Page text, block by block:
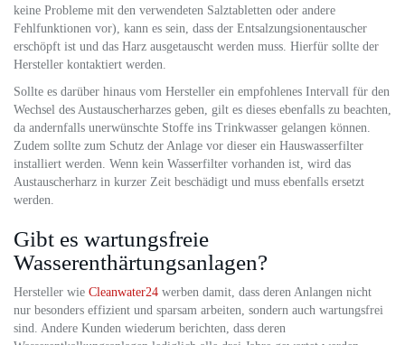
keine Probleme mit den verwendeten Salztabletten oder andere
Fehlfunktionen vor), kann es sein, dass der Entsalzungsionentauscher
erschöpft ist und das Harz ausgetauscht werden muss. Hierfür sollte der
Hersteller kontaktiert werden.
Sollte es darüber hinaus vom Hersteller ein empfohlenes Intervall für den
Wechsel des Austauscherharzes geben, gilt es dieses ebenfalls zu beachten,
da andernfalls unerwünschte Stoffe ins Trinkwasser gelangen können.
Zudem sollte zum Schutz der Anlage vor dieser ein Hauswasserfilter
installiert werden. Wenn kein Wasserfilter vorhanden ist, wird das
Austauscherharz in kurzer Zeit beschädigt und muss ebenfalls ersetzt
werden.
Gibt es wartungsfreie
Wasserenthärtungsanlagen?
Hersteller wie Cleanwater24 werben damit, dass deren Anlangen nicht
nur besonders effizient und sparsam arbeiten, sondern auch wartungsfrei
sind. Andere Kunden wiederum berichten, dass deren